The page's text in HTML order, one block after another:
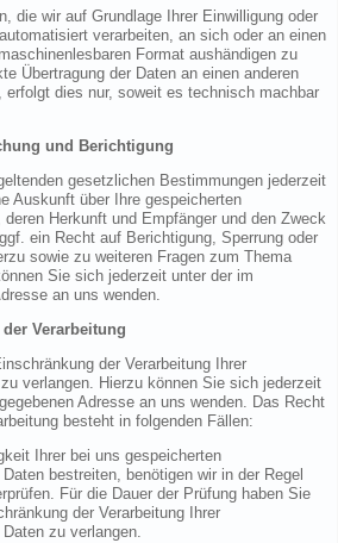
die wir auf Grundlage Ihrer Einwilligung oder
verarbeiten, an sich oder an einen
Format aushändigen zu
Übertragung der Daten an einen anderen
erfolgt dies nur, soweit es technisch machbar
und Berichtigung
gesetzlichen Bestimmungen jederzeit
Auskunft über Ihre gespeicherten
deren Herkunft und Empfänger und den Zweck
ein Recht auf Berichtigung, Sperrung oder
sowie zu weiteren Fragen zum Thema
Sie sich jederzeit unter der im
an uns wenden.
Verarbeitung
der Verarbeitung Ihrer
verlangen. Hierzu können Sie sich jederzeit
Adresse an uns wenden. Das Recht
besteht in folgenden Fällen:
Ihrer bei uns gespeicherten
bestreiten, benötigen wir in der Regel
Für die Dauer der Prüfung haben Sie
der Verarbeitung Ihrer
zu verlangen.